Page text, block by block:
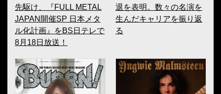
先駆け、『FULL METAL
JAPAN開催SP 日本メタ
ル化計画』をBS日テレで
8月18日放送！
退を表明。数々の名演を
生んだキャリアを振り返
る